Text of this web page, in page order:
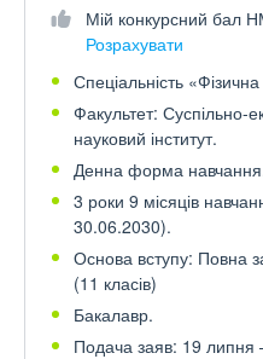
Мій конкурсний бал
Розрахувати
Спеціальність
Факультет: Суспільно-
науковий інститут.
Денна форма
3 роки 9 місяців
30.06.2030).
Основа вступу: Повна
(11 класів)
Бакалавр.
Подача заяв: 19